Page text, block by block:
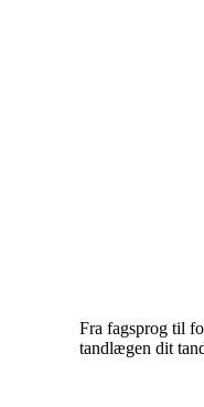
Fra fagsprog til
tandlægen dit